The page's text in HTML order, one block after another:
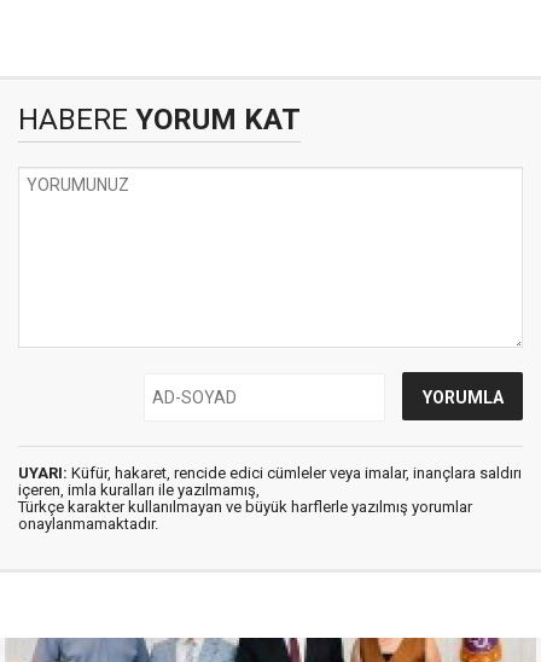
HABERE YORUM KAT
UYARI: Küfür, hakaret, rencide edici cümleler veya imalar, inançlara saldırı
içeren, imla kuralları ile yazılmamış,
Türkçe karakter kullanılmayan ve büyük harflerle yazılmış yorumlar
onaylanmamaktadır.